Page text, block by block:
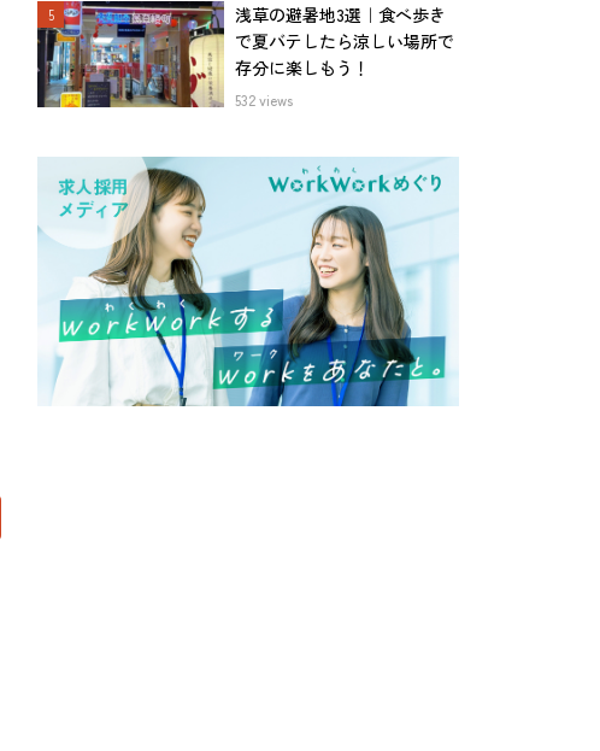
浅草の避暑地3選｜食べ歩き
で夏バテしたら涼しい場所で
存分に楽しもう！
532 views